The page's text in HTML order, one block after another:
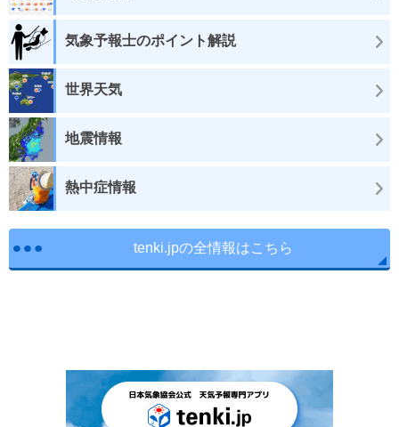
気象予報士のポイント解説
世界天気
地震情報
熱中症情報
tenki.jpの全情報はこちら